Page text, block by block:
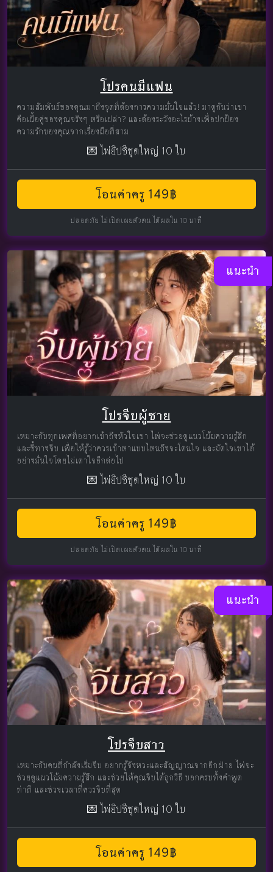
โปรคนมีแฟน
ความสัมพันธ์ของคุณมาถึงจุดที่ต้องการความมั่นใจแล้ว! มาดูกันว่าเขา
คือเนื้อคู่ของคุณจริงๆ หรือเปล่า? และต้องระวังอะไรบ้างเพื่อปกป้อง
ความรักของคุณจากเรื่องมือที่สาม
💌 ไพ่ยิปซีชุดใหญ่ 10 ใบ
โอนค่าครู 149฿
ปลอดภัย ไม่เปิดเผยตัวตน ได้ผลใน 10 นาที
แนะนำ
โปรจีบผู้ชาย
เหมาะกับทุกเพศที่อยากเข้าถึงหัวใจเขา ไพ่จะช่วยดูแนวโน้มความรู้สึก
และชี้ทางจีบ เพื่อให้รู้ว่าควรเข้าหาแบบไหนถึงจะโดนใจ และมัดใจเขาได้
อย่างมั่นใจโดยไม่เดาใจอีกต่อไป
💌 ไพ่ยิปซีชุดใหญ่ 10 ใบ
โอนค่าครู 149฿
ปลอดภัย ไม่เปิดเผยตัวตน ได้ผลใน 10 นาที
แนะนำ
โปรจีบสาว
เหมาะกับคนที่กำลังเริ่มจีบ อยากรู้จังหวะและสัญญาณจากอีกฝ่าย ไพ่จะ
ช่วยดูแนวโน้มความรู้สึก และช่วยให้คุณจีบได้ถูกวิธี บอกครบทั้งคำพูด
ท่าที และช่วงเวลาที่ควรจีบที่สุด
💌 ไพ่ยิปซีชุดใหญ่ 10 ใบ
โอนค่าครู 149฿